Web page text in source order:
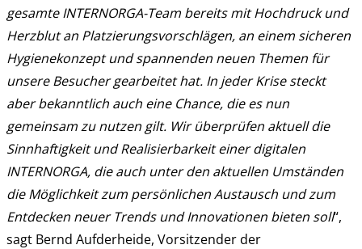
gesamte INTERNORGA-Team bereits mit Hochdruck und
Herzblut an Platzierungsvorschlägen, an einem sicheren
Hygienekonzept und spannenden neuen Themen für
unsere Besucher gearbeitet hat. In jeder Krise steckt
aber bekanntlich auch eine Chance, die es nun
gemeinsam zu nutzen gilt. Wir überprüfen aktuell die
Sinnhaftigkeit und Realisierbarkeit einer digitalen
INTERNORGA, die auch unter den aktuellen Umständen
die Möglichkeit zum persönlichen Austausch und zum
Entdecken neuer Trends und Innovationen bieten soll“,
sagt Bernd Aufderheide, Vorsitzender der